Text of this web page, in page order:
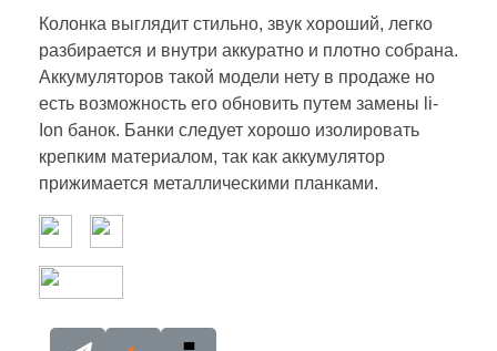
Колонка выглядит стильно, звук хороший, легко
разбирается и внутри аккуратно и плотно собрана.
Аккумуляторов такой модели нету в продаже но
есть возможность его обновить путем замены li-
Ion банок. Банки следует хорошо изолировать
крепким материалом, так как аккумулятор
прижимается металлическими планками.